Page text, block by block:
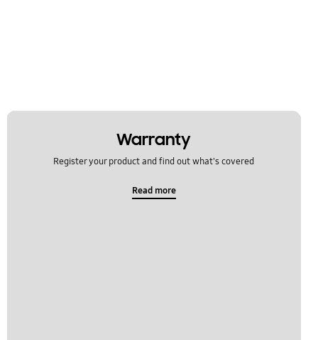
Warranty
Register your product and find out what's covered
Read more